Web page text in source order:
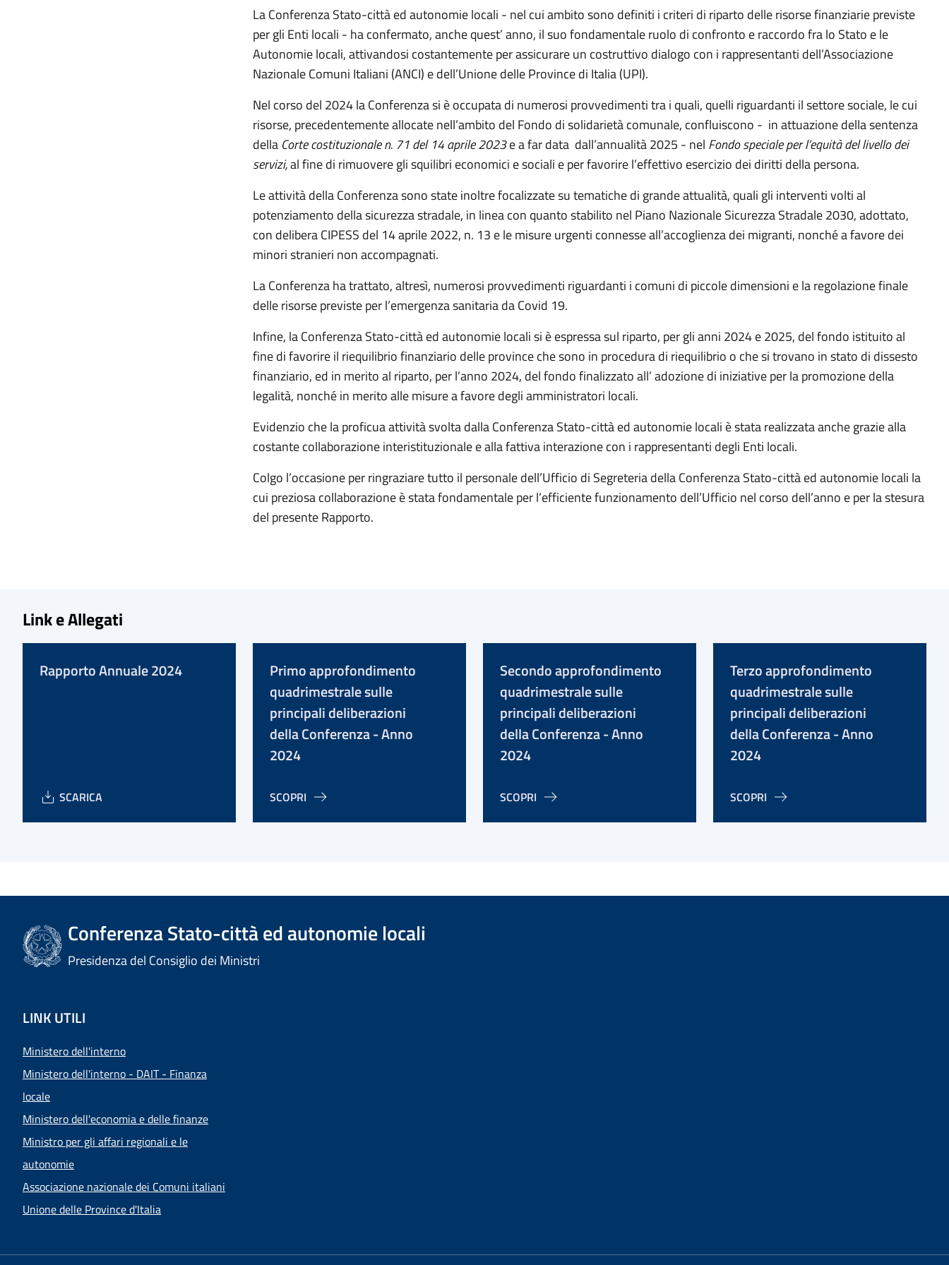
La Conferenza Stato-città ed autonomie locali - nel cui ambito sono definiti i criteri di riparto delle risorse finanziarie previste
per gli Enti locali - ha confermato, anche quest’ anno, il suo fondamentale ruolo di confronto e raccordo fra lo Stato e le
Autonomie locali, attivandosi costantemente per assicurare un costruttivo dialogo con i rappresentanti dell’Associazione
Nazionale Comuni Italiani (ANCI) e dell’Unione delle Province di Italia (UPI).
Nel corso del 2024 la Conferenza si è occupata di numerosi provvedimenti tra i quali, quelli riguardanti il settore sociale, le cui
risorse, precedentemente allocate nell’ambito del Fondo di solidarietà comunale, confluiscono - in attuazione della sentenza
della Corte costituzionale n. 71 del 14 aprile 2023e a far data dall’annualità 2025 - nel Fondo speciale per l’equità del livello dei
servizi,al fine di rimuovere gli squilibri economici e sociali e per favorire l’effettivo esercizio dei diritti della persona.
Le attività della Conferenza sono state inoltre focalizzate su tematiche di grande attualità, quali gli interventi volti al
potenziamento della sicurezza stradale, in linea con quanto stabilito nel Piano Nazionale Sicurezza Stradale 2030, adottato,
con delibera CIPESS del 14 aprile 2022, n. 13 e le misure urgenti connesse all’accoglienza dei migranti, nonché a favore dei
minori stranieri non accompagnati.
La Conferenza ha trattato, altresì, numerosi provvedimenti riguardanti i comuni di piccole dimensioni e la regolazione finale
delle risorse previste per l’emergenza sanitaria da Covid 19.
Infine, la Conferenza Stato-città ed autonomie locali si è espressa sul riparto, per gli anni 2024 e 2025, del fondo istituito al
fine di favorire il riequilibrio finanziario delle province che sono in procedura di riequilibrio o che si trovano in stato di dissesto
finanziario, ed in merito al riparto, per l’anno 2024, del fondo finalizzato all’ adozione di iniziative per la promozione della
legalità, nonché in merito alle misure a favore degli amministratori locali.
Evidenzio che la proficua attività svolta dalla Conferenza Stato-città ed autonomie locali è stata realizzata anche grazie alla
costante collaborazione interistituzionale e alla fattiva interazione con i rappresentanti degli Enti locali.
Colgo l’occasione per ringraziare tutto il personale dell’Ufficio di Segreteria della Conferenza Stato-città ed autonomie locali la
cui preziosa collaborazione è stata fondamentale per l’efficiente funzionamento dell’Ufficio nel corso dell’anno e per la stesura
del presente Rapporto.
Link e Allegati
Rapporto Annuale 2024
SCARICA
Primo approfondimento
quadrimestrale sulle
principali deliberazioni
della Conferenza - Anno
2024
SCOPRI
Secondo approfondimento
quadrimestrale sulle
principali deliberazioni
della Conferenza - Anno
2024
SCOPRI
Terzo approfondimento
quadrimestrale sulle
principali deliberazioni
della Conferenza - Anno
2024
SCOPRI
Conferenza Stato-città ed autonomie locali
Presidenza del Consiglio dei Ministri
LINK UTILI
Ministero dell'interno
Ministero dell'interno - DAIT - Finanza
locale
Ministero dell'economia e delle finanze
Ministro per gli affari regionali e le
autonomie
Associazione nazionale dei Comuni italiani
Unione delle Province d'Italia